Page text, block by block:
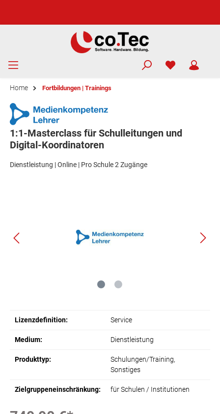
Home Fortbildungen | Trainings
1:1-Masterclass für Schulleitungen und
Digital-Koordinatoren
Dienstleistung | Online | Pro Schule 2 Zugänge
Lizenzdefinition: Service
Medium: Dienstleistung
Produkttyp: Schulungen/Training,
Sonstiges
Zielgruppeneinschränkung: für Schulen / Institutionen